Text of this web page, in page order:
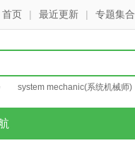
首页 | 最近更新 | 专题集合
system mechanic(系统机械师)